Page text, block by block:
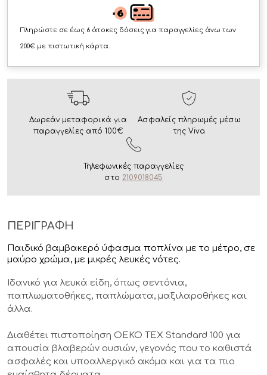
Πληρώστε σε έως 6 άτοκες δόσεις για παραγγελίες άνω των
200€ με πιστωτική κάρτα.
Δωρεάν μεταφορικά για
παραγγελίες από 100€
Ασφαλείς πληρωμές μέσω
της Viva
Τηλεφωνικές παραγγελίες
στο 2109018045
ΠΕΡΙΓΡΑΦΗ
Παιδικό βαμβακερό ύφασμα ποπλίνα με το μέτρο, σε
μαύρο χρώμα, με μικρές λευκές νότες.
Ιδανικό για λευκά είδη, όπως σεντόνια,
παπλωματοθήκες, παπλώματα, μαξιλαροθήκες και
άλλα.
Διαθέτει πιστοποίηση OEKO TEX Standard 100 για
απουσία βλαβερών ουσιών, γεγονός που το καθιστά
ασφαλές και υποαλλεργικό ακόμα και για τα πιο